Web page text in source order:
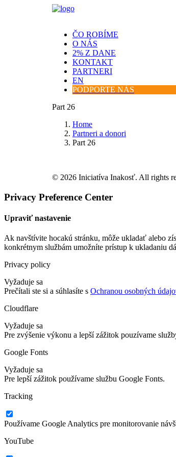
ČO ROBÍME
O NÁS
2% Z DANE
KONTAKT
PARTNERI
EN
PODPORTE NÁS
Part 26
Home
Partneri a donori
Part 26
© 2026 Iniciatíva Inakosť. All rights
Privacy Preference Center
Upraviť nastavenie
Ak navštívite hocakú stránku, môže ukladať alebo
konkrétnym službám umožníte prístup k ukladaniu
Privacy policy
Vyžaduje sa
Prečítali ste si a súhlasíte s Ochranou osobných
Cloudflare
Vyžaduje sa
Pre zvýšenie výkonu a lepší zážitok pouzívame
Google Fonts
Vyžaduje sa
Pre lepší zážitok používame službu Google Fonts.
Tracking
Používame Google Analytics pre monitorovanie
YouTube